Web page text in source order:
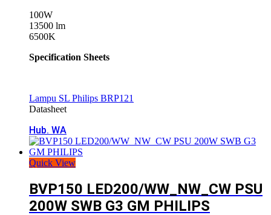
100W
13500 lm
6500K
Specification Sheets
Lampu SL Philips BRP121
Datasheet
Hub. WA
Quick View
BVP150 LED200/WW_NW_CW PSU
200W SWB G3 GM PHILIPS